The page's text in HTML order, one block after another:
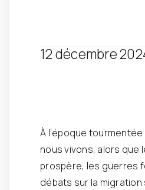
12 décembre
À l’époque
nous vivons, alors que
prospère, les guerres
débats sur la